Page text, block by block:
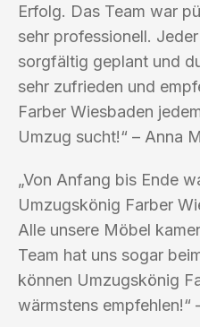
Erfolg. Das Team war
sehr professionell.
sorgfältig geplant und
sehr zufrieden und
Farber Wiesbaden
Umzug sucht!“ – Anna
„Von Anfang bis Ende
Umzugskönig Farber
Alle unsere Möbel
Team hat uns sogar
können Umzugskönig
wärmstens empfehlen!“